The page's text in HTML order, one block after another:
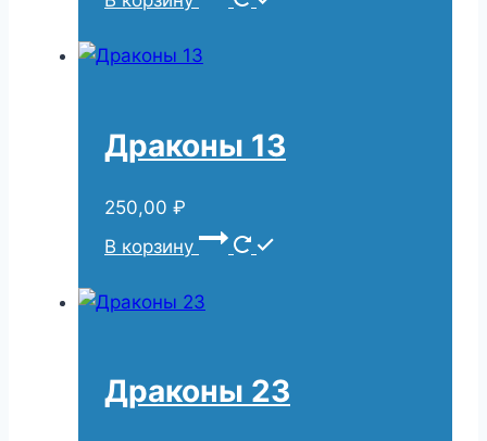
Драконы 13
250,00 ₽
В корзину
Драконы 23